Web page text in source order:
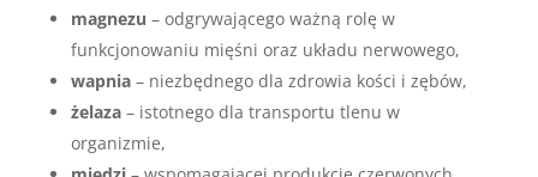
magnezu – odgrywającego ważną rolę w
funkcjonowaniu mięśni oraz układu nerwowego,
wapnia– niezbędnego dla zdrowia kości i zębów,
żelaza– istotnego dla transportu tlenu w
organizmie,